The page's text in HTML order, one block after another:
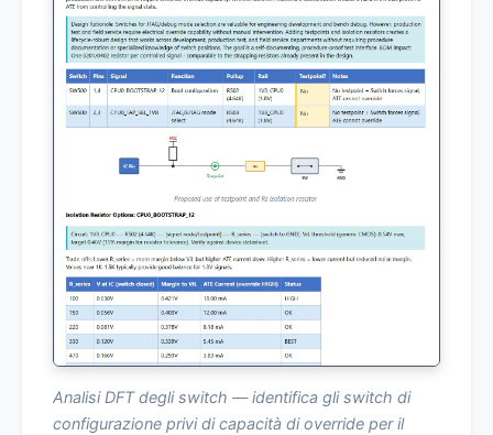
Analisi DFT degli switch — identifica gli switch di
configurazione privi di capacità di override per il